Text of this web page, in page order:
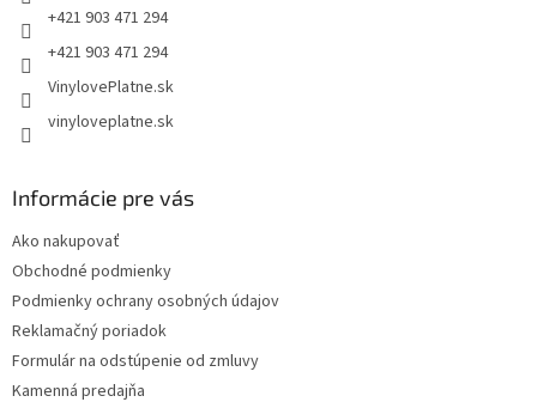
+421 903 471 294
+421 903 471 294
VinylovePlatne.sk
vinyloveplatne.sk
Informácie pre vás
Ako nakupovať
Obchodné podmienky
Podmienky ochrany osobných údajov
Reklamačný poriadok
Formulár na odstúpenie od zmluvy
Kamenná predajňa